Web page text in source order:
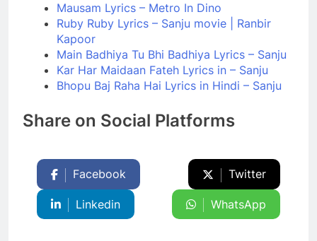
Mausam Lyrics – Metro In Dino
Ruby Ruby Lyrics – Sanju movie | Ranbir
Kapoor
Main Badhiya Tu Bhi Badhiya Lyrics – Sanju
Kar Har Maidaan Fateh Lyrics in – Sanju
Bhopu Baj Raha Hai Lyrics in Hindi – Sanju
Share on Social Platforms
Facebook Twitter
Linkedin WhatsApp